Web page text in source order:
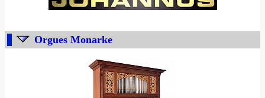
Orgues Monarke